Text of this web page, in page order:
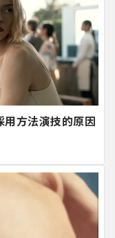
方法演技的原因